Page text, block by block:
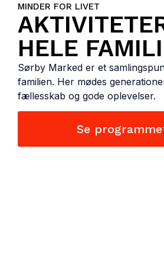
MINDER FOR LIVET
HELE
Sørby Marked er et
familien. Her mødes
fællesskab og gode oplevelser.
Se